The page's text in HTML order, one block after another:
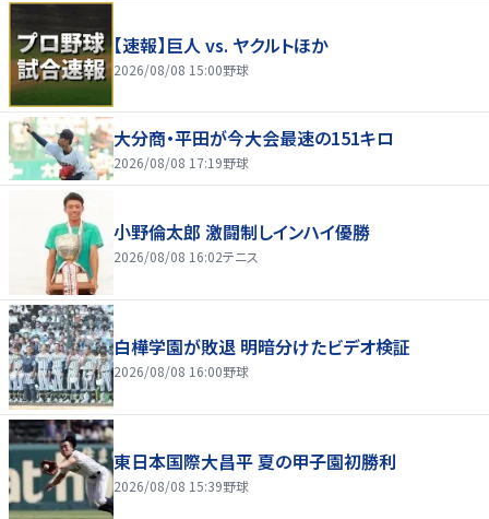
【速報】巨人 vs. ヤクルトほか
2026/08/08 15:00野球
大分商・平田が今大会最速の151キロ
2026/08/08 17:19野球
小野倫太郎 激闘制しインハイ優勝
2026/08/08 16:02テニス
白樺学園が敗退 明暗分けたビデオ検証
2026/08/08 16:00野球
東日本国際大昌平 夏の甲子園初勝利
2026/08/08 15:39野球